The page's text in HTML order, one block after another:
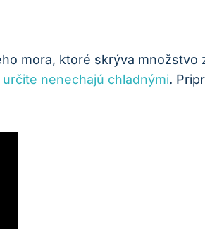
mora, ktoré skrýva
nenechajú chladnými.